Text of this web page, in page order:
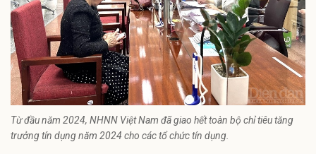
Từ đầu năm 2024, NHNN Việt Nam đã giao hết toàn bộ chỉ tiêu tăng
trưởng tín dụng năm 2024 cho các tổ chức tín dụng.